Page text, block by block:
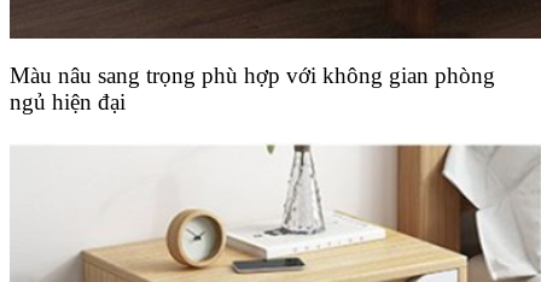
Màu nâu sang trọng phù hợp với không gian phòng
ngủ hiện đại